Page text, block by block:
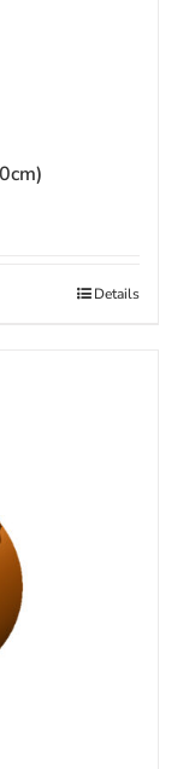
Details